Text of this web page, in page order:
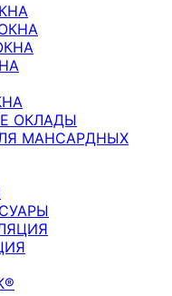
ОКЛАДЫ
МАНСАРДНЫХ